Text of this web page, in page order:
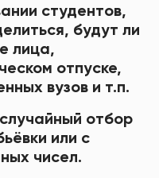
студентов,
будут ли
лица,
отпуске,
вузов и т.п.
отбор
или с
чисел.